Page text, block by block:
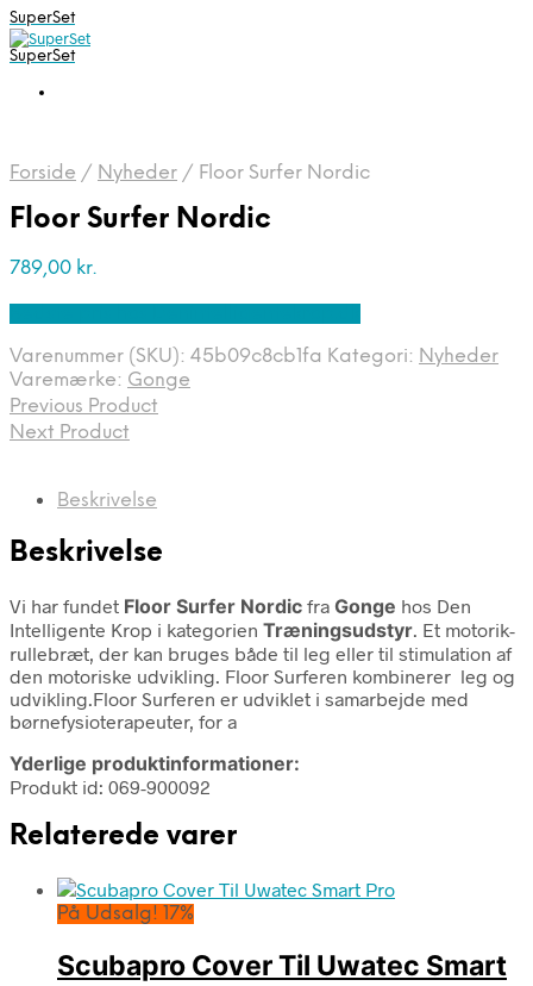
SuperSet
SuperSet
Forside / Nyheder / Floor Surfer Nordic
Floor Surfer Nordic
789,00 kr.
Varenummer (SKU): 45b09c8cb1fa Kategori: Nyheder
Varemærke: Gonge
Previous Product
Next Product
Beskrivelse
Beskrivelse
Vi har fundet Floor Surfer Nordic fra Gonge hos Den
Intelligente Krop i kategorien Træningsudstyr. Et motorik-
rullebræt, der kan bruges både til leg eller til stimulation af
den motoriske udvikling. Floor Surferen kombinerer leg og
udvikling.Floor Surferen er udviklet i samarbejde med
børnefysioterapeuter, for a
Yderlige produktinformationer:
Produkt id: 069-900092
Relaterede varer
På Udsalg! 17%
Scubapro Cover Til Uwatec Smart